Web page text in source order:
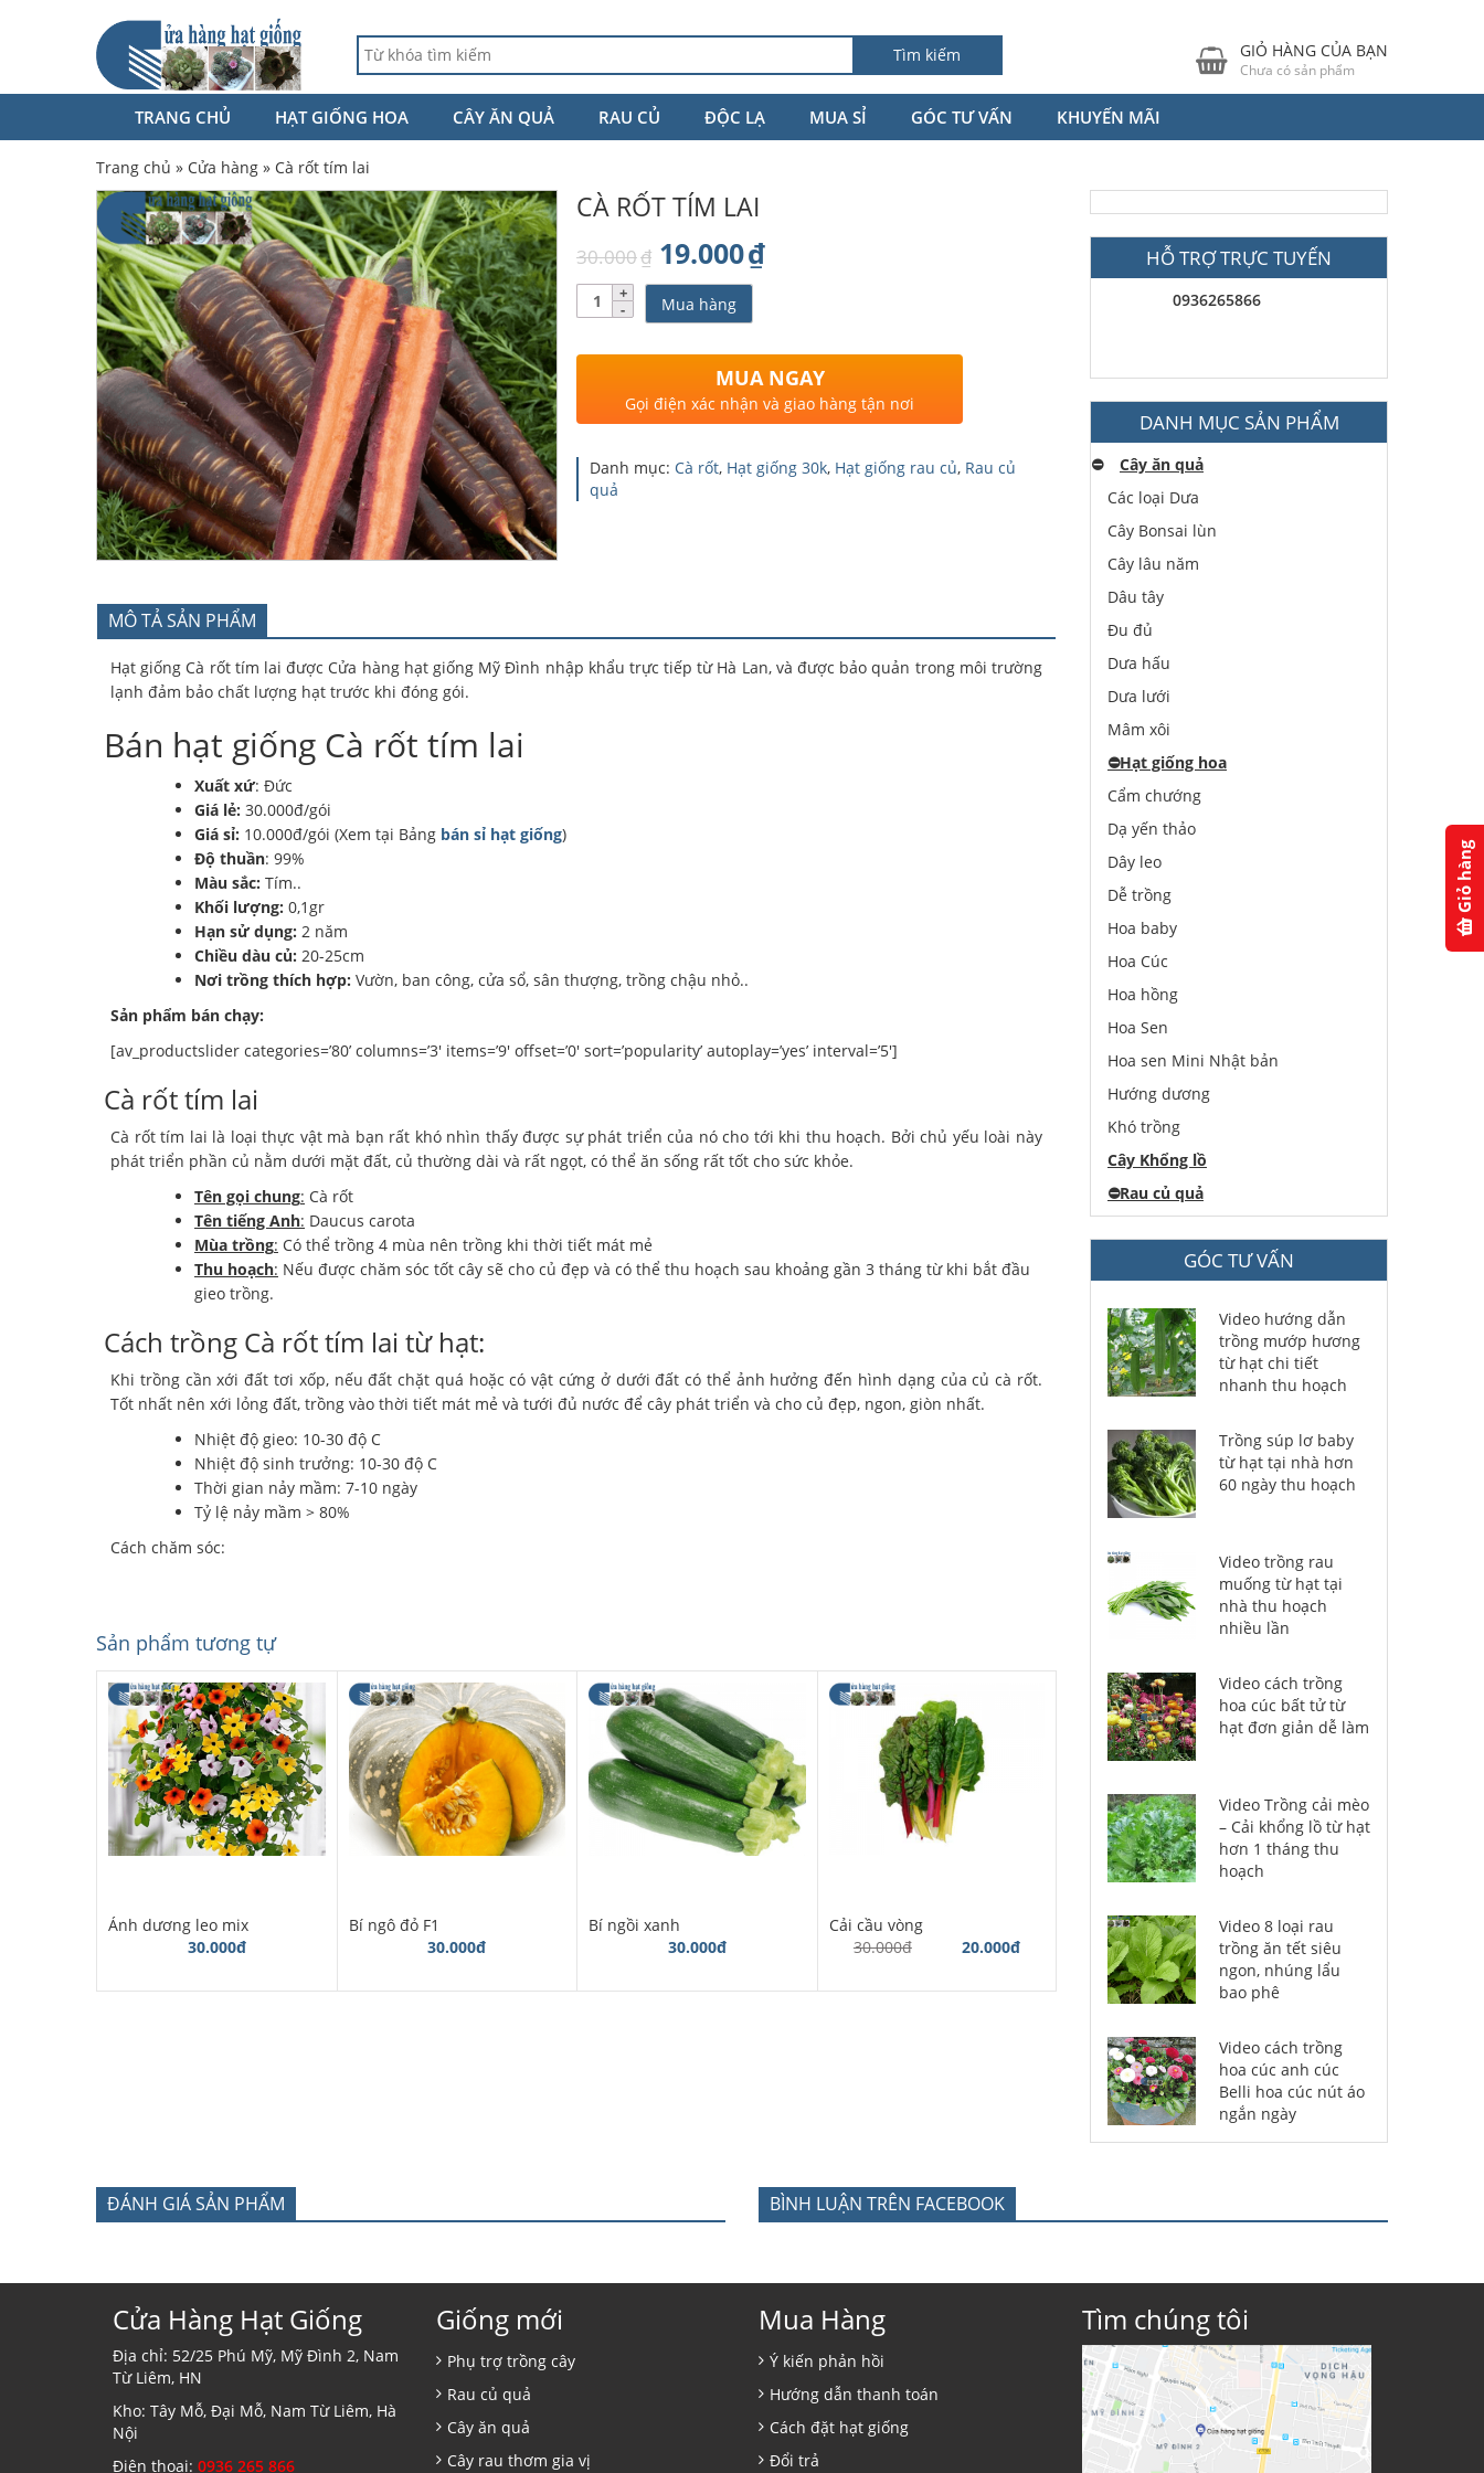
Tìm kiếm GIỎ HÀNG CỦA BẠN
Chưa có sản phẩm
TRANG CHỦ HẠT GIỐNG HOA CÂY ĂN QUẢ RAU CỦ ĐỘC LẠ MUA SỈ GÓC TƯ VẤN KHUYẾN MÃI
Trang chủ » Cửa hàng » Cà rốt tím lai
CÀ RỐT TÍM LAI
30.000₫ Giá
gốc
là:
30.000₫.
19.000₫Giá
là:
19.000₫.
Số
lượng
Mua hàng
MUA NGAY
Gọi điện xác nhận và giao hàng tận nơi
Danh mục: Cà rốt, Hạt giống 30k, Hạt giống rau củ, Rau củ
quả
MÔ TẢ SẢN PHẨM
Hạt giống Cà rốt tím lai được Cửa hàng hạt giống Mỹ Đình nhập khẩu trực tiếp từ Hà Lan, và được bảo quản trong môi trường
lạnh đảm bảo chất lượng hạt trước khi đóng gói.
Bán hạt giống Cà rốt tím lai
Xuất xứ: Đức
Giá lẻ: 30.000đ/gói
Giá sỉ: 10.000đ/gói (Xem tại Bảng bán sỉ hạt giống)
Độ thuần: 99%
Màu sắc: Tím..
Khối lượng: 0,1gr
Hạn sử dụng: 2 năm
Chiều dàu củ: 20-25cm
Nơi trồng thích hợp: Vườn, ban công, cửa sổ, sân thượng, trồng chậu nhỏ..
Sản phẩm bán chạy:
[av_productslider categories=’80’ columns=’3′ items=’9′ offset=’0′ sort=’popularity’ autoplay=’yes’ interval=’5′]
Cà rốt tím lai
Cà rốt tím lai là loại thực vật mà bạn rất khó nhìn thấy được sự phát triển của nó cho tới khi thu hoạch. Bởi chủ yếu loài này
phát triển phần củ nằm dưới mặt đất, củ thường dài và rất ngọt, có thể ăn sống rất tốt cho sức khỏe.
Tên gọi chung: Cà rốt
Tên tiếng Anh: Daucus carota
Mùa trồng: Có thể trồng 4 mùa nên trồng khi thời tiết mát mẻ
Thu hoạch: Nếu được chăm sóc tốt cây sẽ cho củ đẹp và có thể thu hoạch sau khoảng gần 3 tháng từ khi bắt đầu
gieo trồng.
Cách trồng Cà rốt tím lai từ hạt:
Khi trồng cần xới đất tơi xốp, nếu đất chặt quá hoặc có vật cứng ở dưới đất có thể ảnh hưởng đến hình dạng của củ cà rốt.
Tốt nhất nên xới lỏng đất, trồng vào thời tiết mát mẻ và tưới đủ nước để cây phát triển và cho củ đẹp, ngon, giòn nhất.
Nhiệt độ gieo: 10-30 độ C
Nhiệt độ sinh trưởng: 10-30 độ C
Thời gian nảy mầm: 7-10 ngày
Tỷ lệ nảy mầm > 80%
Cách chăm sóc:
Sản phẩm tương tự
Ánh dương leo mix
30.000đ
Bí ngô đỏ F1
30.000đ
Bí ngồi xanh
30.000đ
Cải cầu vòng
30.000đ
20.000đ
HỖ TRỢ TRỰC TUYẾN
0936265866
DANH MỤC SẢN PHẨM
⛔️
Cây ăn quả
Các loại Dưa
Cây Bonsai lùn
Cây lâu năm
Dâu tây
Đu đủ
Dưa hấu
Dưa lưới
Mâm xôi
⛔️Hạt giống hoa
Cẩm chướng
Dạ yến thảo
Dây leo
Dễ trồng
Hoa baby
Hoa Cúc
Hoa hồng
Hoa Sen
Hoa sen Mini Nhật bản
Hướng dương
Khó trồng
Cây Khổng lồ
⛔️Rau củ quả
GÓC TƯ VẤN
Video hướng dẫn
trồng mướp hương
từ hạt chi tiết
nhanh thu hoạch
Trồng súp lơ baby
từ hạt tại nhà hơn
60 ngày thu hoạch
Video trồng rau
muống từ hạt tại
nhà thu hoạch
nhiều lần
Video cách trồng
hoa cúc bất tử từ
hạt đơn giản dễ làm
Video Trồng cải mèo
– Cải khổng lồ từ hạt
hơn 1 tháng thu
hoạch
Video 8 loại rau
trồng ăn tết siêu
ngon, nhúng lẩu
bao phê
Video cách trồng
hoa cúc anh cúc
Belli hoa cúc nút áo
ngắn ngày
ĐÁNH GIÁ SẢN PHẨM BÌNH LUẬN TRÊN FACEBOOK
Cửa Hàng Hạt Giống
Địa chỉ: 52/25 Phú Mỹ, Mỹ Đình 2, Nam
Từ Liêm, HN
Kho: Tây Mỗ, Đại Mỗ, Nam Từ Liêm, Hà
Nội
Điện thoại: 0936 265 866
Giống mới
Phụ trợ trồng cây
Rau củ quả
Cây ăn quả
Cây rau thơm gia vị
Mua Hàng
Ý kiến phản hồi
Hướng dẫn thanh toán
Cách đặt hạt giống
Đổi trả
Tìm chúng tôi
Giỏ hàng